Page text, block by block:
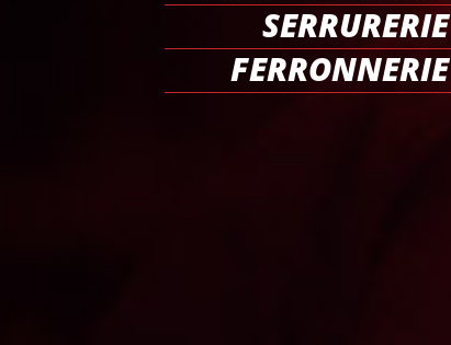
SERRURERIE
FERRONNERIE